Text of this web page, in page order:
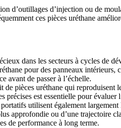
d’outillages d’injection ou de
ces pièces uréthane
dans les secteurs à cycles de
pour des panneaux
avant de passer à l’échelle.
pièces uréthane qui reproduisent
précises est essentielle pour évaluer
utilisent également
approfondie ou d’une trajectoire
de performance à long terme.